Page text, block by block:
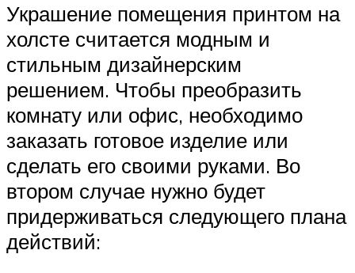
Украшение помещения принтом на
холсте считается модным и
стильным дизайнерским
решением. Чтобы преобразить
комнату или офис, необходимо
заказать готовое изделие или
сделать его своими руками. Во
втором случае нужно будет
придерживаться следующего плана
действий: